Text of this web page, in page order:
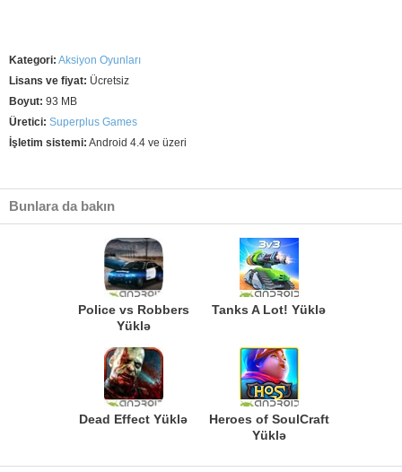
Kategori: Aksiyon Oyunları
Lisans ve fiyat: Ücretsiz
Boyut: 93 MB
Üretici: Superplus Games
İşletim sistemi: Android 4.4 ve üzeri
Bunlara da bakın
Police vs Robbers
Yüklə
Tanks A Lot! Yüklə
Dead Effect Yüklə
Heroes of SoulCraft
Yüklə